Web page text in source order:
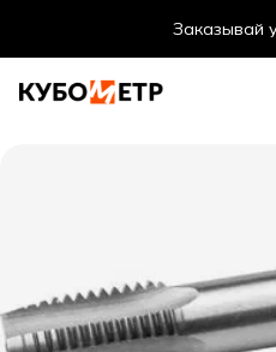
Заказывай
Оптовые цены